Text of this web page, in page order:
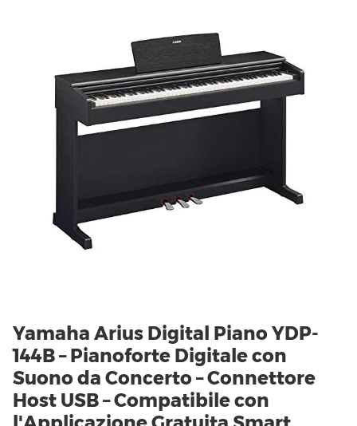
Yamaha Arius Digital Piano YDP-
144B – Pianoforte Digitale con
Suono da Concerto – Connettore
Host USB – Compatibile con